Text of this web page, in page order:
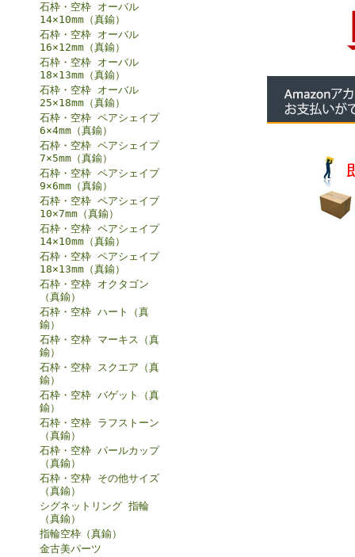
石枠・空枠 オーバル
14×10mm（真鍮）
石枠・空枠 オーバル
16×12mm（真鍮）
石枠・空枠 オーバル
18×13mm（真鍮）
石枠・空枠 オーバル
25×18mm（真鍮）
石枠・空枠 ペアシェイプ
6×4mm（真鍮）
石枠・空枠 ペアシェイプ
7×5mm（真鍮）
石枠・空枠 ペアシェイプ
9×6mm（真鍮）
石枠・空枠 ペアシェイプ
10×7mm（真鍮）
石枠・空枠 ペアシェイプ
14×10mm（真鍮）
石枠・空枠 ペアシェイプ
18×13mm（真鍮）
石枠・空枠 オクタゴン
（真鍮）
石枠・空枠 ハート（真
鍮）
石枠・空枠 マーキス（真
鍮）
石枠・空枠 スクエア（真
鍮）
石枠・空枠 バゲット（真
鍮）
石枠・空枠 ラフストーン
（真鍮）
石枠・空枠 パールカップ
（真鍮）
石枠・空枠 その他サイズ
（真鍮）
シグネットリング 指輪
（真鍮）
指輪空枠（真鍮）
金古美パーツ